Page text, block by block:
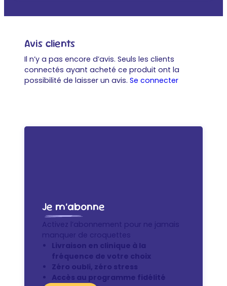
Avis clients
Il n’y a pas encore d’avis. Seuls les clients
connectés ayant acheté ce produit ont la
possibilité de laisser un avis. Se connecter
Je m’abonne
Activez l’abonnement pour ne jamais
manquer de croquettes
Livraison en clinique à la
fréquence de votre choix
Zéro oubli, zéro stress
Accès au programme fidélité